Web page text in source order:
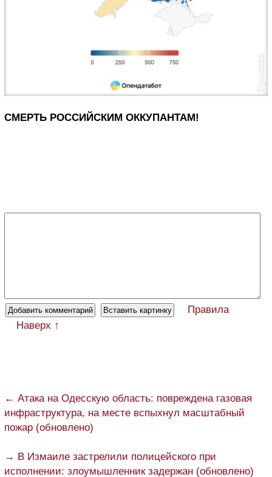
СМЕРТЬ РОССИЙСКИМ ОККУПАНТАМ!
Правила
Наверх ↑
← Атака на Одесскую область: повреждена газовая
инфраструктура, на месте вспыхнул масштабный
пожар (обновлено)
→ В Измаиле застрелили полицейского при
исполнении: злоумышленник задержан (обновлено)